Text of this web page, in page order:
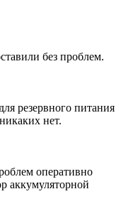
без проблем.
резервного питания
нет.
оперативно
аккумуляторной